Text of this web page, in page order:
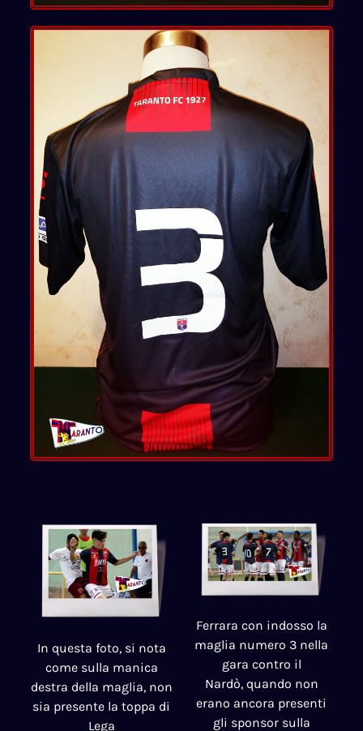
In questa foto, si nota
come sulla manica
destra della maglia, non
sia presente la toppa di
Lega
Ferrara con indosso la
maglia numero 3 nella
gara contro il
Nardò, quando non
erano ancora presenti
gli sponsor sulla